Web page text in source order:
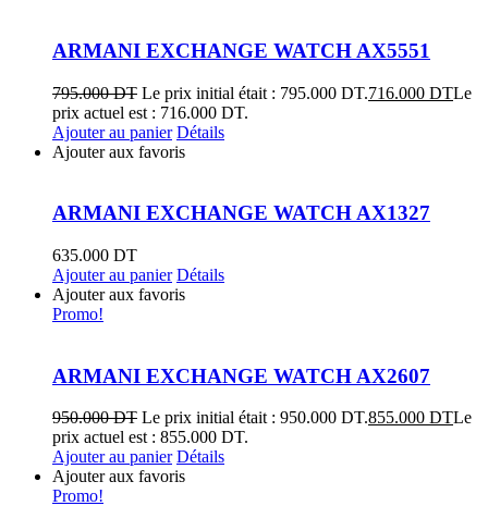
ARMANI EXCHANGE WATCH AX5551
795.000DT Le prix initial était : 795.000 DT.716.000 DTLe
prix actuel est : 716.000 DT.
Ajouter au panier Détails
Ajouter aux favoris
ARMANI EXCHANGE WATCH AX1327
635.000 DT
Ajouter au panier Détails
Ajouter aux favoris
Promo!
ARMANI EXCHANGE WATCH AX2607
950.000DT Le prix initial était : 950.000 DT.855.000 DTLe
prix actuel est : 855.000 DT.
Ajouter au panier Détails
Ajouter aux favoris
Promo!